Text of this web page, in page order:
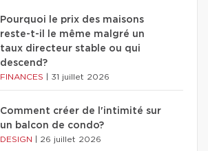
Pourquoi le prix des maisons
reste-t-il le même malgré un
taux directeur stable ou qui
descend?
FINANCES 31 juillet 2026
Comment créer de l'intimité sur
un balcon de condo?
DESIGN 26 juillet 2026